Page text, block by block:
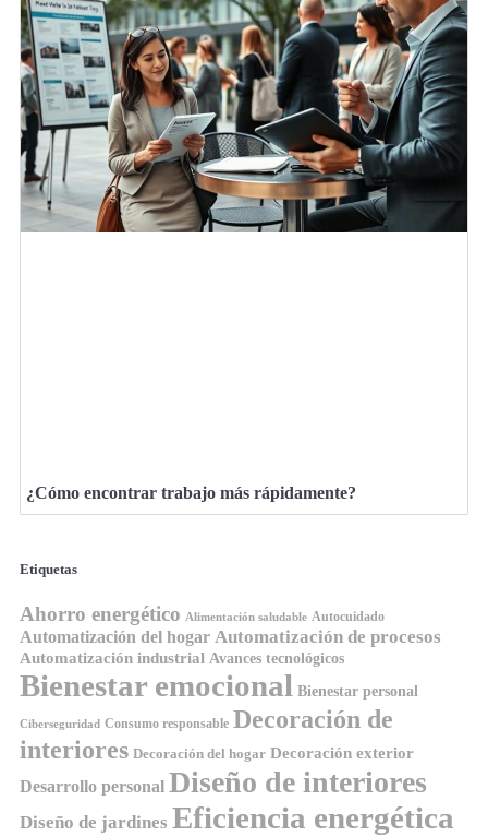
¿Cómo encontrar trabajo más rápidamente?
Etiquetas
Ahorro energético Alimentación saludable Autocuidado
Automatización del hogar Automatización de procesos
Automatización industrial Avances tecnológicos
Bienestar emocional Bienestar personal
Ciberseguridad Consumo responsable Decoración de
interiores Decoración del hogar Decoración exterior
Desarrollo personal Diseño de interiores
Diseño de jardines Eficiencia energética